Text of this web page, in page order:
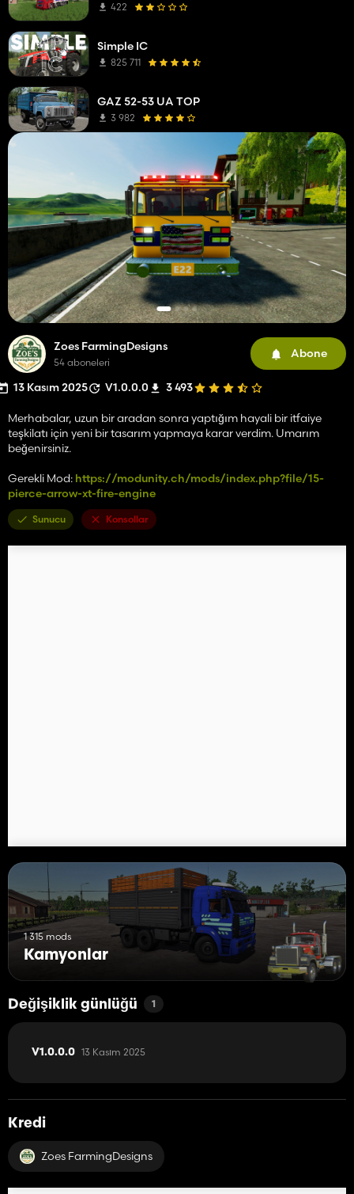
Zoes FarmingDesigns
54 aboneleri
Abone
13 Kasım 2025 V1.0.0.0 3 493
Merhabalar, uzun bir aradan sonra yaptığım hayali bir itfaiye
teşkilatı için yeni bir tasarım yapmaya karar verdim. Umarım
beğenirsiniz.
Gerekli Mod: https://modunity.ch/mods/index.php?file/15-
pierce-arrow-xt-fire-engine
Sunucu Konsollar
1 315 mods
Kamyonlar
Değişiklik günlüğü 1
V1.0.0.0 13 Kasım 2025
Kredi
Zoes FarmingDesigns
422
Simple IC
825 711
GAZ 52-53 UA TOP
3 982